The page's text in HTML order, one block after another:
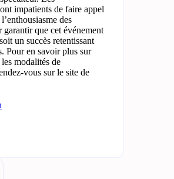
impatients de faire appel
des
garantir que cet événement
un succès retentissant
Pour en savoir plus sur
modalités de
vous sur le site de